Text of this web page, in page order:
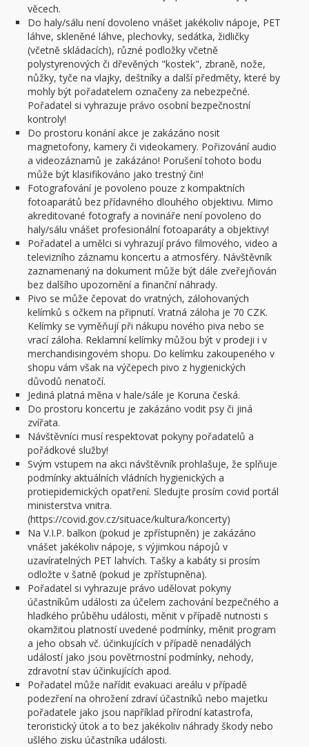
věcech.
Do haly/sálu není dovoleno vnášet jakékoliv nápoje, PET
láhve, skleněné láhve, plechovky, sedátka, židličky
(včetně skládacích), různé podložky včetně
polystyrenových či dřevěných "kostek", zbraně, nože,
nůžky, tyče na vlajky, deštníky a další předměty, které by
mohly být pořadatelem označeny za nebezpečné.
Pořadatel si vyhrazuje právo osobní bezpečnostní
kontroly!
Do prostoru konání akce je zakázáno nosit
magnetofony, kamery či videokamery. Pořizování audio
a videozáznamů je zakázáno! Porušení tohoto bodu
může být klasifikováno jako trestný čin!
Fotografování je povoleno pouze z kompaktních
fotoaparátů bez přídavného dlouhého objektivu. Mimo
akreditované fotografy a novináře není povoleno do
haly/sálu vnášet profesionální fotoaparáty a objektivy!
Pořadatel a umělci si vyhrazují právo filmového, video a
televizního záznamu koncertu a atmosféry. Návštěvník
zaznamenaný na dokument může být dále zveřejňován
bez dalšího upozornění a finanční náhrady.
Pivo se může čepovat do vratných, zálohovaných
kelímků s očkem na připnutí. Vratná záloha je 70 CZK.
Kelímky se vyměňují při nákupu nového piva nebo se
vrací záloha. Reklamní kelímky můžou být v prodeji i v
merchandisingovém shopu. Do kelímku zakoupeného v
shopu vám však na výčepech pivo z hygienických
důvodů nenatočí.
Jediná platná měna v hale/sále je Koruna česká.
Do prostoru koncertu je zakázáno vodit psy či jiná
zvířata.
Návštěvníci musí respektovat pokyny pořadatelů a
pořádkové služby!
Svým vstupem na akci návštěvník prohlašuje, že splňuje
podmínky aktuálních vládních hygienických a
protiepidemických opatření. Sledujte prosím covid portál
ministerstva vnitra.
(https://covid.gov.cz/situace/kultura/koncerty)
Na V.I.P. balkon (pokud je zpřístupněn) je zakázáno
vnášet jakékoliv nápoje, s výjimkou nápojů v
uzavíratelných PET lahvích. Tašky a kabáty si prosím
odložte v šatně (pokud je zpřístupněna).
Pořadatel si vyhrazuje právo udělovat pokyny
účastníkům události za účelem zachování bezpečného a
hladkého průběhu události, měnit v případě nutnosti s
okamžitou platností uvedené podmínky, měnit program
a jeho obsah vč. účinkujících v případě nenadálých
událostí jako jsou povětrnostní podmínky, nehody,
zdravotní stav účinkujících apod.
Pořadatel může nařídit evakuaci areálu v případě
podezření na ohrožení zdraví účastníků nebo majetku
pořadatele jako jsou například přírodní katastrofa,
teroristický útok a to bez jakékoliv náhrady škody nebo
ušlého zisku účastníka události.